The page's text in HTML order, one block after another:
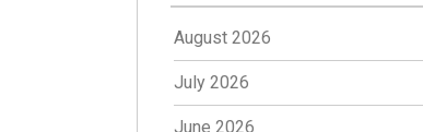
August 2026
July 2026
June 2026